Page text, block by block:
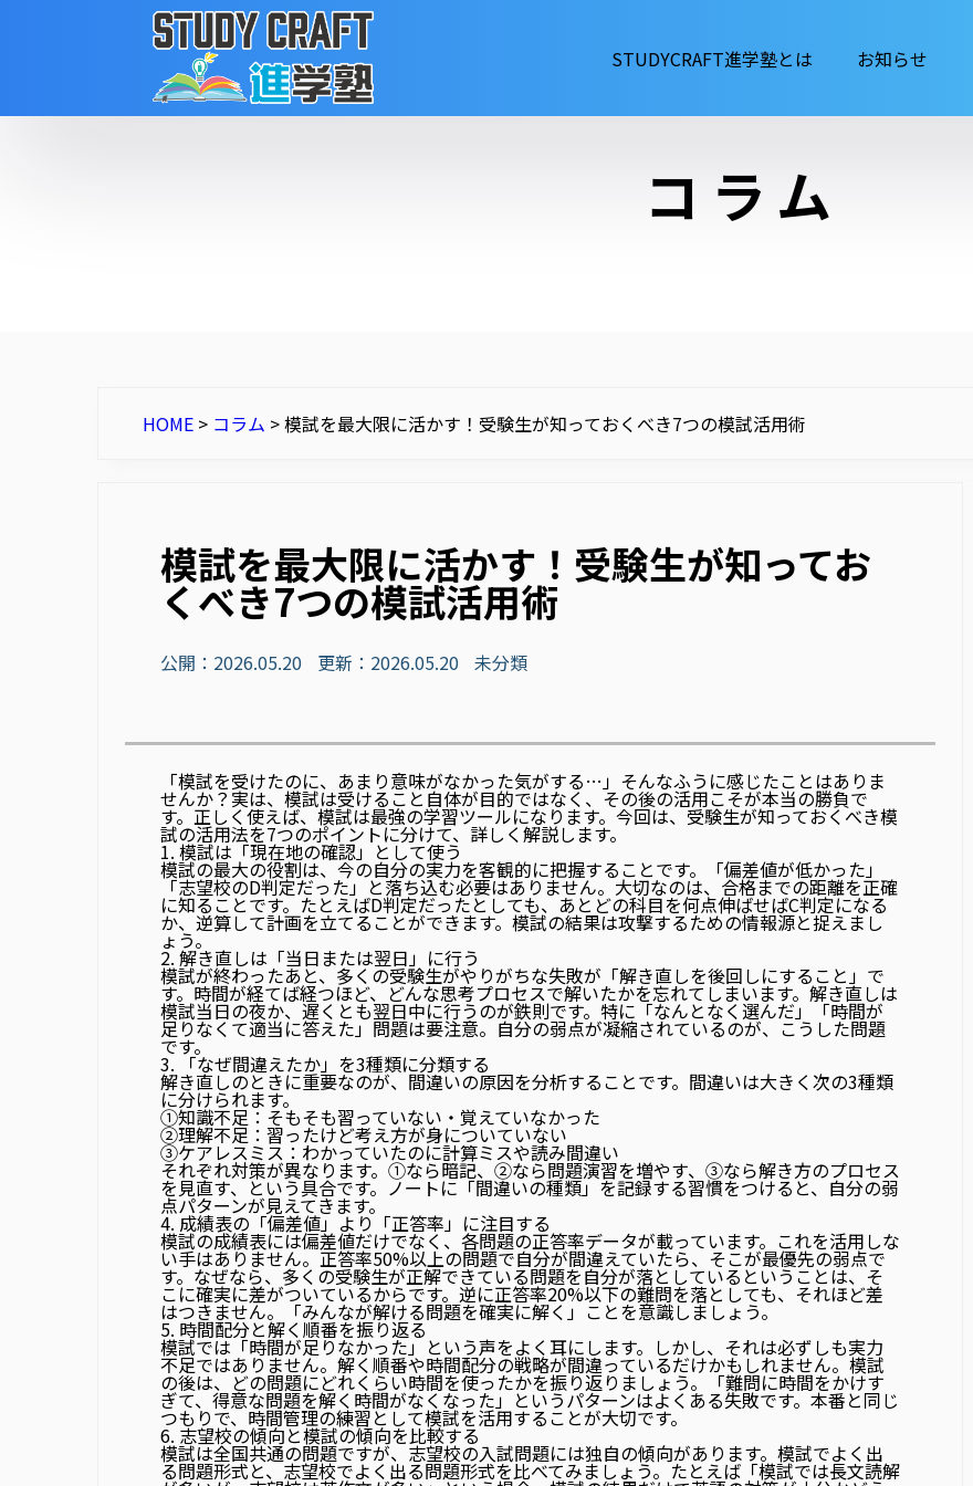
STUDYCRAFT進学塾とは お知らせ
コラム
HOME > コラム >模試を最大限に活かす！受験生が知っておくべき7つの模試活用術
模試を最大限に活かす！受験生が知ってお
くべき7つの模試活用術
公開：2026.05.20 更新：2026.05.20 未分類
「模試を受けたのに、あまり意味がなかった気がする…」そんなふうに感じたことはありま
せんか？実は、模試は受けること自体が目的ではなく、 その後の活用こそが本当の勝負で
す。正しく使えば、模試は最強の学習ツールになります。今回は、受験生が知っておくべき模
試の活用法を7つのポイントに分けて、詳しく解説します。
1. 模試は「現在地の確認」として使う
模試の最大の役割は、今の自分の実力を客観的に把握することです。「偏差値が低かった」
「志望校のD判定だった」と落ち込む必要はありません。大切なのは、 合格までの距離を正確
に知ることです。たとえばD判定だったとしても、あとどの科目を何点伸ばせばC判定になる
か、逆算して計画を立てることができます。模試の結果は攻撃するための情報源と捉えまし
ょう。
2. 解き直しは「当日または翌日」に行う
模試が終わったあと、多くの受験生がやりがちな失敗が「解き直しを後回しにすること」で
す。時間が経てば経つほど、どんな思考プロセスで解いたかを忘れてしまいます。解き直しは
模試当日の夜か、遅くとも翌日中に行うのが鉄則です。特に「なんとなく選んだ」「時間が
足りなくて適当に答えた」問題は要注意。自分の弱点が凝縮されているのが、こうした問題
です。
3. 「なぜ間違えたか」を3種類に分類する
解き直しのときに重要なのが、間違いの原因を分析することです。間違いは大きく次の3種類
に分けられます。
①知識不足：そもそも習っていない・覚えていなかった
②理解不足 ：習ったけど考え方が身についていない
③ケアレスミス ：わかっていたのに計算ミスや読み間違い
それぞれ対策が異なります。①なら暗記、②なら問題演習を増やす、③なら解き方のプロセス
を見直す、という具合です。ノートに「間違いの種類」を記録する習慣をつけると、自分の弱
点パターンが見えてきます。
4. 成績表の「偏差値」より「正答率」に注目する
模試の成績表には偏差値だけでなく、各問題の正答率データが載っています。これを活用しな
い手はありません。正答率50%以上の問題で自分が間違えていたら、そこが最優先の弱点で
す。なぜなら、多くの受験生が正解できている問題を自分が落としているということは、そ
こに確実に差がついているからです。逆に正答率20%以下の難問を落としても、それほど差
はつきません。「みんなが解ける問題を確実に解く」ことを意識しましょう。
5. 時間配分と解く順番を振り返る
模試では「時間が足りなかった」という声をよく耳にします。しかし、それは必ずしも実力
不足ではありません。 解く順番や時間配分の戦略が間違っているだけかもしれません。模試
の後は、どの問題にどれくらい時間を使ったかを振り返りましょう。「難問に時間をかけす
ぎて、得意な問題を解く時間がなくなった」というパターンはよくある失敗です。本番と同じ
つもりで、時間管理の練習として模試を活用することが大切です。
6. 志望校の傾向と模試の傾向を比較する
模試は全国共通の問題ですが、志望校の入試問題には独自の傾向があります。模試でよく出
る問題形式と、志望校でよく出る問題形式を比べてみましょう。たとえば「模試では長文読解